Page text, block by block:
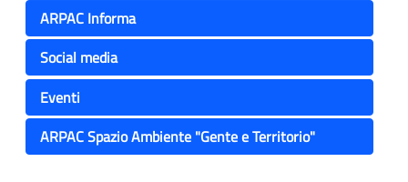
ARPAC Informa
Social media
Eventi
ARPAC Spazio Ambiente "Gente e Territorio"